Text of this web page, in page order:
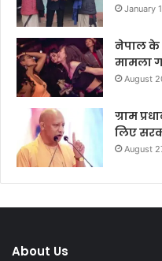
January
नेपाल के
मामला
August
ग्राम
लिए
August
About Us